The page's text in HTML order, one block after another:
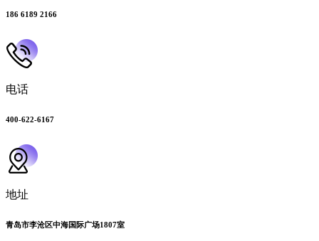
186 6189 2166
电话
400-622-6167
地址
青岛市李沧区中海国际广场1807室